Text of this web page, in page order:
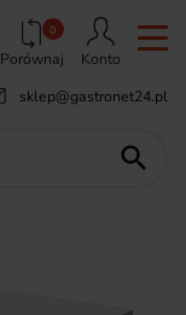
0
Porównaj
Konto
sklep@gastronet24.pl
